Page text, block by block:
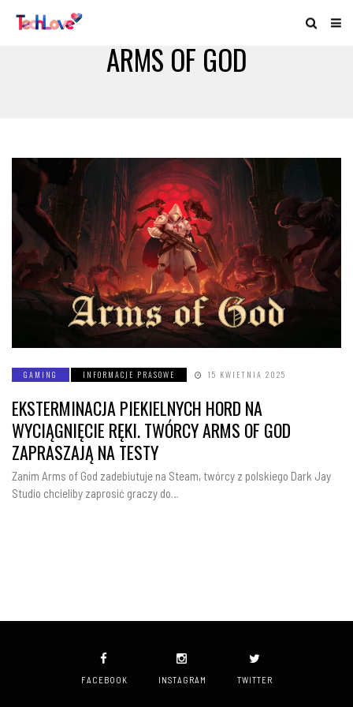
ARMS OF GOD
GAMING INFORMACJE PRASOWE 15 KWIETNIA 2025
EKSTERMINACJA PIEKIELNYCH HORD NA
WYCIĄGNIĘCIE RĘKI. TWÓRCY ARMS OF GOD
ZAPRASZAJĄ NA TESTY
Zanim Arms of God zadebiutuje na Steam, twórcy z polskiego Dark Jay
Studio chcieliby zaprosić graczy do…
FACEBOOK INSTAGRAM TWITTER